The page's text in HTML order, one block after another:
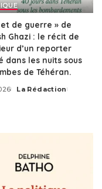
de guerre » de
Ghazi : le récit de
d’un reporter
dans les nuits sous
de Téhéran.
Posted
La Rédaction